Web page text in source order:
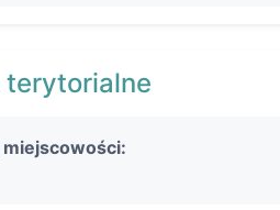
terytorialne
miejscowości: